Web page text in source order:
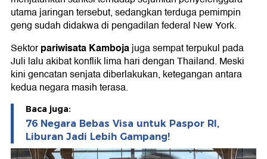
utama jaringan tersebut, sedangkan terduga pemimpin
geng sudah didakwa di pengadilan federal New York.
Sektorpariwisata Kambojajuga sempat terpukul pada
Juli lalu akibat konflik lima hari dengan Thailand. Meski
kini gencatan senjata diberlakukan, ketegangan antara
kedua negara masih terasa.
Baca juga:
76 Negara Bebas Visa untuk Paspor RI,
Liburan Jadi Lebih Gampang!